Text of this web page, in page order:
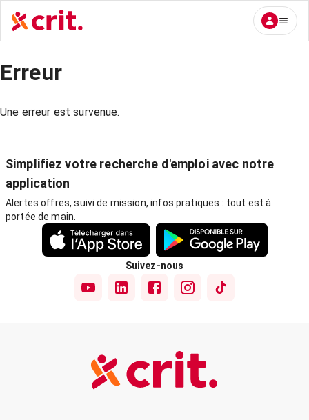
Erreur
Une erreur est survenue.
Simplifiez votre recherche d'emploi avec notre
application
Alertes offres, suivi de mission, infos pratiques : tout est à
portée de main.
Suivez-nous